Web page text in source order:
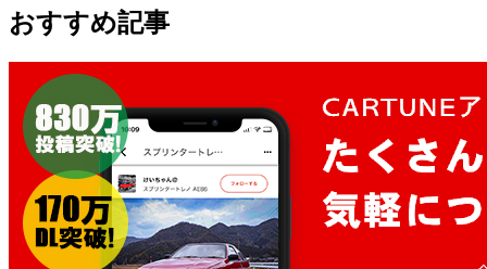
おすすめ記事